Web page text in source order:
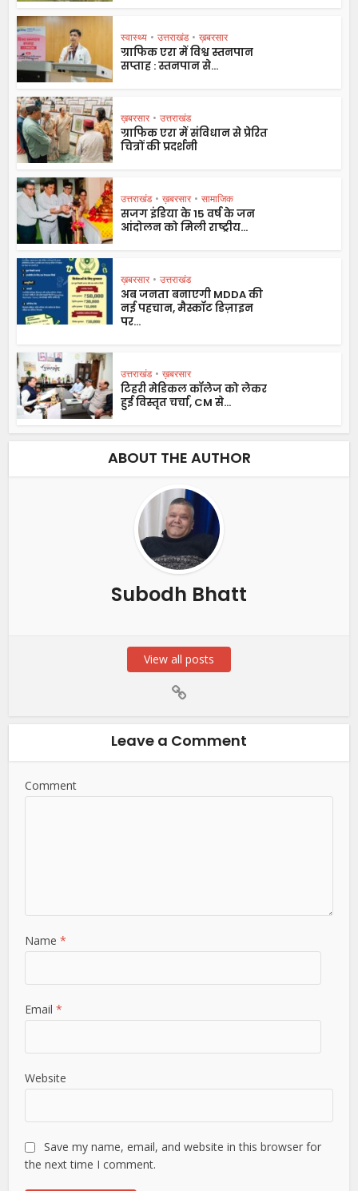
स्वास्थ्य • उत्तराखंड • ख़बरसार
ग्राफिक एरा में विश्व स्तनपान
सप्ताह : स्तनपान से...
ख़बरसार • उत्तराखंड
ग्राफिक एरा में संविधान से प्रेरित
चित्रों की प्रदर्शनी
उत्तराखंड • ख़बरसार • सामाजिक
सजग इंडिया के 15 वर्ष के जन
आंदोलन को मिली राष्ट्रीय...
ख़बरसार • उत्तराखंड
अब जनता बनाएगी MDDA की
नई पहचान, मैस्कॉट डिज़ाइन
पर...
उत्तराखंड • ख़बरसार
टिहरी मेडिकल कॉलेज को लेकर
हुई विस्तृत चर्चा, CM से...
ABOUT THE AUTHOR
Subodh Bhatt
View all posts
Leave a Comment
Comment
Name*
Email*
Website
Save my name, email, and website in this browser for
the next time I comment.